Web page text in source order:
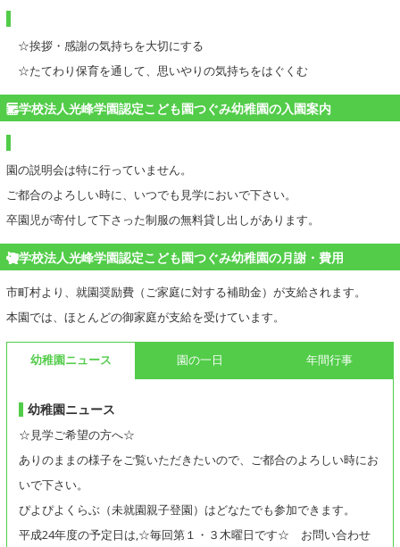
☆挨拶・感謝の気持ちを大切にする
☆たてわり保育を通して、思いやりの気持ちをはぐくむ
学校法人光峰学園認定こども園つぐみ幼稚園の入園案内
園の説明会は特に行っていません。
ご都合のよろしい時に、いつでも見学においで下さい。
卒園児が寄付して下さった制服の無料貸し出しがあります。
学校法人光峰学園認定こども園つぐみ幼稚園の月謝・費用
市町村より、就園奨励費（ご家庭に対する補助金）が支給されます。
本園では、ほとんどの御家庭が支給を受けています。
幼稚園ニュース 園の一日 年間行事
幼稚園ニュース
☆見学ご希望の方へ☆
ありのままの様子をご覧いただきたいので、ご都合のよろしい時にお
いで下さい。
ぴよぴよくらぶ（未就園親子登園）はどなたでも参加できます。
平成24年度の予定日は,☆毎回第１・３木曜日です☆ お問い合わせ